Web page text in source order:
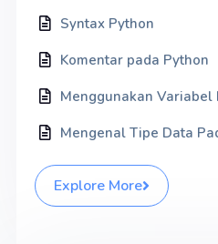
Syntax Python
Komentar pada Python
Menggunakan Variabel
Mengenal Tipe Data
Explore More